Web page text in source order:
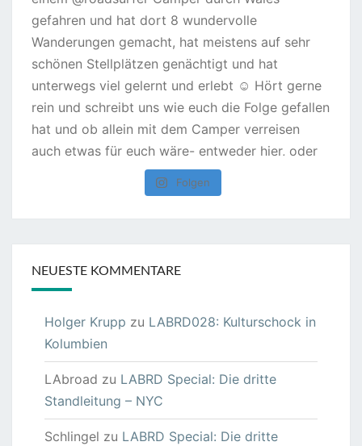
Folgen
NEUESTE KOMMENTARE
Holger Krupp zu LABRD028: Kulturschock in
Kolumbien
LAbroad zu LABRD Special: Die dritte
Standleitung – NYC
Schlingel zu LABRD Special: Die dritte